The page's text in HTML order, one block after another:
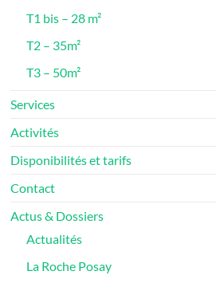
T1 bis – 28 m²
T2 – 35m²
T3 – 50m²
Services
Activités
Disponibilités et tarifs
Contact
Actus & Dossiers
Actualités
La Roche Posay